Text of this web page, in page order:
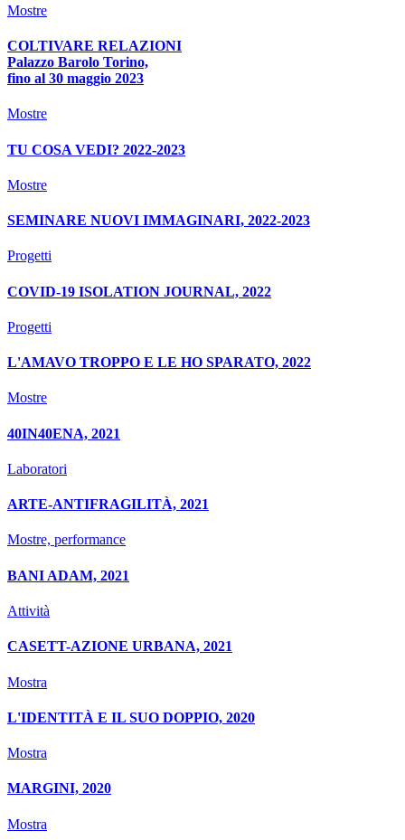
Mostre
COLTIVARE RELAZIONI
Palazzo Barolo Torino,
fino al 30 maggio 2023
Mostre
TU COSA VEDI? 2022-2023
Mostre
SEMINARE NUOVI IMMAGINARI, 2022-2023
Progetti
COVID-19 ISOLATION JOURNAL, 2022
Progetti
L'AMAVO TROPPO E LE HO SPARATO, 2022
Mostre
40IN40ENA, 2021
Laboratori
ARTE-ANTIFRAGILITÀ, 2021
Mostre, performance
BANI ADAM, 2021
Attività
CASETT-AZIONE URBANA, 2021
Mostra
L'IDENTITÀ E IL SUO DOPPIO, 2020
Mostra
MARGINI, 2020
Mostra